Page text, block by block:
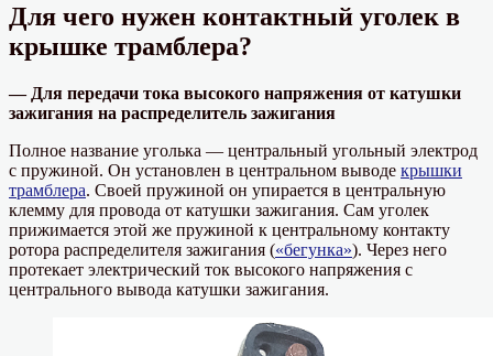
Для чего нужен контактный уголек в
крышке трамблера?
— Для передачи тока высокого напряжения от катушки
зажигания на распределитель зажигания
Полное название уголька — центральный угольный электрод
с пружиной. Он установлен в центральном выводе крышки
трамблера. Своей пружиной он упирается в центральную
клемму для провода от катушки зажигания. Сам уголек
прижимается этой же пружиной к центральному контакту
ротора распределителя зажигания («бегунка»). Через него
протекает электрический ток высокого напряжения с
центрального вывода катушки зажигания.